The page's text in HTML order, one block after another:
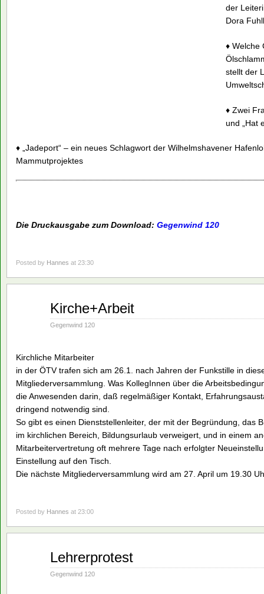
der
Dora
♦ Welche
stellt der
♦ Zwei
und „Hat
♦ „Jadeport“ – ein neues Schlagwort der Wilhelmshavener
Mammutprojektes
Die Druckausgabe zum Download: Gegenwind 120
Posted by Hannes at 23:30
Kirche+Arbeit
Gegenwind 120
Kirchliche Mitarbeiter
in der ÖTV trafen sich am 26.1. nach Jahren der Funkstille in
Mitgliederversammlung. Was KollegInnen über die
die Anwesenden darin, daß regelmäßiger Kontakt,
dringend notwendig sind.
So gibt es einen Dienststellenleiter, der mit der Begründung, das
im kirchlichen Bereich, Bildungsurlaub verweigert, und in einem
Mitarbeitervertretung oft mehrere Tage nach erfolgter
Einstellung auf den Tisch.
Die nächste Mitgliederversammlung wird am 27. April um 19.30
Posted by Hannes at 23:00
Lehrerprotest
Gegenwind 120